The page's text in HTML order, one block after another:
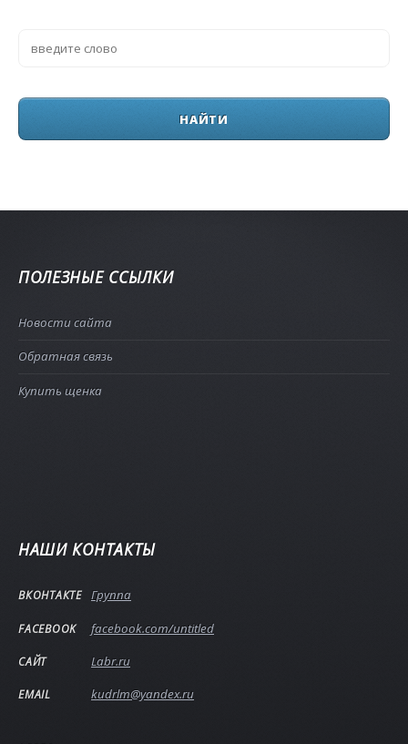
ПОЛЕЗНЫЕ ССЫЛКИ
Новости сайта
Обратная связь
Купить щенка
НАШИ КОНТАКТЫ
ВКОНТАКТЕ Группа
FACEBOOK facebook.com/untitled
САЙТ Labr.ru
EMAIL kudrlm@yandex.ru